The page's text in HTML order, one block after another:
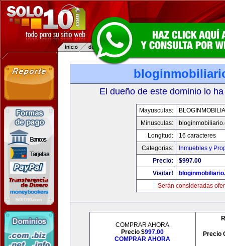
El dueño de este dominio lo
Mayusculas:
Minusculas:
Longitud:
16 caracteres
Categorias:
Inmuebles y
Precio:
$997.00
Visitar!
Serán consideradas
COMPRAR AHORA
Precio $997.00
COMPRAR AHORA
Precio